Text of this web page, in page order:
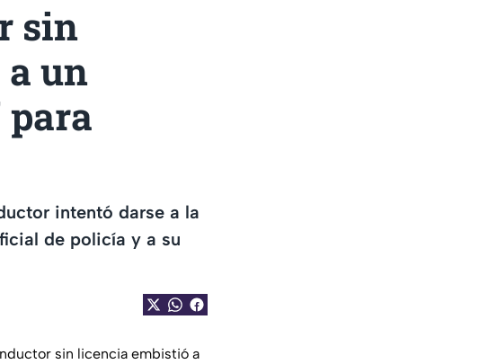
sin
un
para
intentó darse a la
de policía y a su
sin licencia embistió a